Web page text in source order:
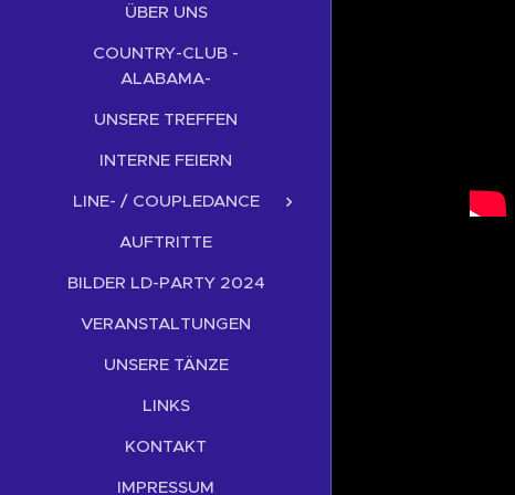
ÜBER UNS
COUNTRY-CLUB -
ALABAMA-
UNSERE TREFFEN
INTERNE FEIERN
LINE- / COUPLEDANCE
AUFTRITTE
BILDER LD-PARTY 2024
VERANSTALTUNGEN
UNSERE TÄNZE
LINKS
KONTAKT
IMPRESSUM